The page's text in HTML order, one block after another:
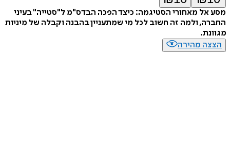
מסע אל מאחורי הסטיגמה: כיצד הפכה הבדס"מ ל"סטייה" בעיני
החברה, ולמה זה חשוב לכל מי שמתעניין בהבנה וקבלה של מיניות
מגוונת.
הצצה מהירה